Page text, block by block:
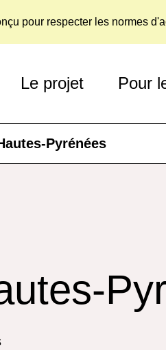
pour respecter les normes
Le projet Pour
Pyrénées